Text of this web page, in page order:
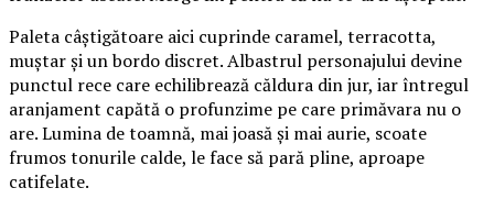
Paleta câștigătoare aici cuprinde caramel, terracotta,
muștar și un bordo discret. Albastrul personajului devine
punctul rece care echilibrează căldura din jur, iar întregul
aranjament capătă o profunzime pe care primăvara nu o
are. Lumina de toamnă, mai joasă și mai aurie, scoate
frumos tonurile calde, le face să pară pline, aproape
catifelate.